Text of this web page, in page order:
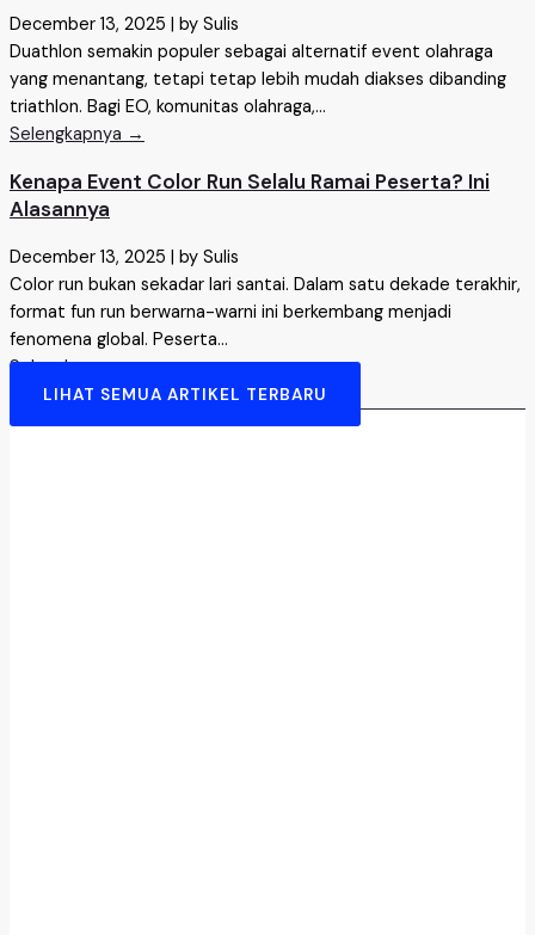
December 13, 2025
by Sulis
Duathlon semakin populer sebagai alternatif event olahraga
yang menantang, tetapi tetap lebih mudah diakses dibanding
triathlon. Bagi EO, komunitas olahraga,...
Selengkapnya →
Kenapa Event Color Run Selalu Ramai Peserta? Ini
Alasannya
December 13, 2025
by Sulis
Color run bukan sekadar lari santai. Dalam satu dekade terakhir,
format fun run berwarna-warni ini berkembang menjadi
fenomena global. Peserta...
Selengkapnya →
LIHAT SEMUA ARTIKEL TERBARU